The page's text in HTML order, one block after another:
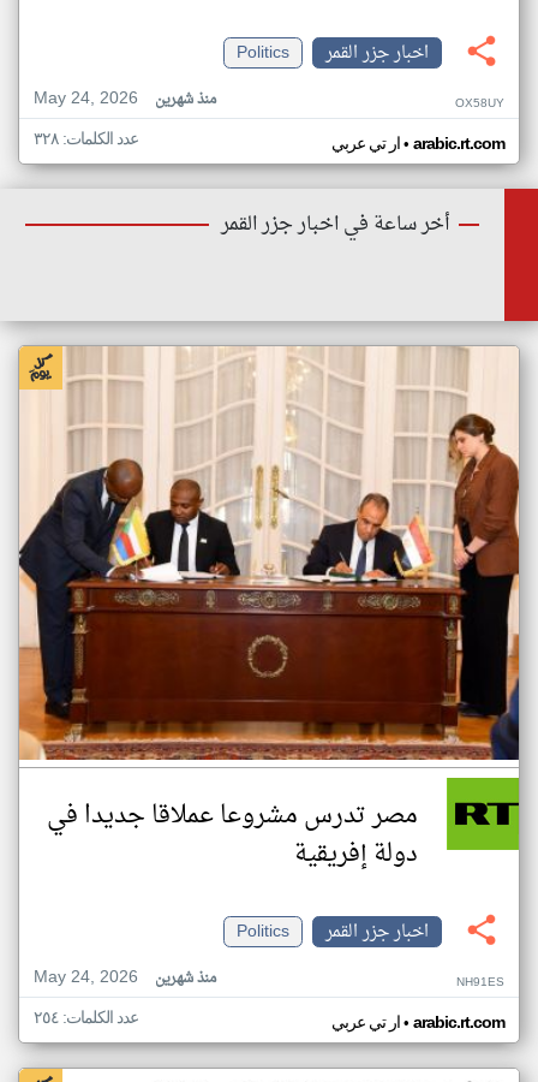
اخبار جزر القمر
Politics
May 24, 2026
منذ شهرين OX58UY
ار تي عربي• arabic.rt.com عدد الكلمات: ٣٢٨
أخر ساعة في اخبار جزر القمر
مصر تدرس مشروعا عملاقا جديدا في
دولة إفريقية
اخبار جزر القمر
Politics
May 24, 2026
منذ شهرين NH91ES
ار تي عربي• arabic.rt.com عدد الكلمات: ٢٥٤